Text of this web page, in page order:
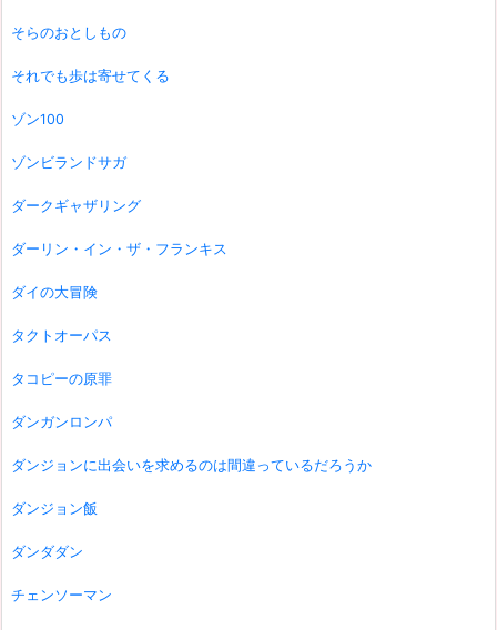
そらのおとしもの
それでも歩は寄せてくる
ゾン100
ゾンビランドサガ
ダークギャザリング
ダーリン・イン・ザ・フランキス
ダイの大冒険
タクトオーパス
タコピーの原罪
ダンガンロンパ
ダンジョンに出会いを求めるのは間違っているだろうか
ダンジョン飯
ダンダダン
チェンソーマン